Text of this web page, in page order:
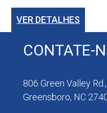
VER DETALHES
CONTATE-
806 Green Valley
Greensboro, NC